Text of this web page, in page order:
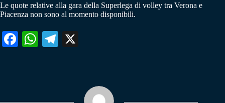
Le quote relative alla gara della Superlega di volley tra Verona e
Piacenza non sono al momento disponibili.
Fa W
Te